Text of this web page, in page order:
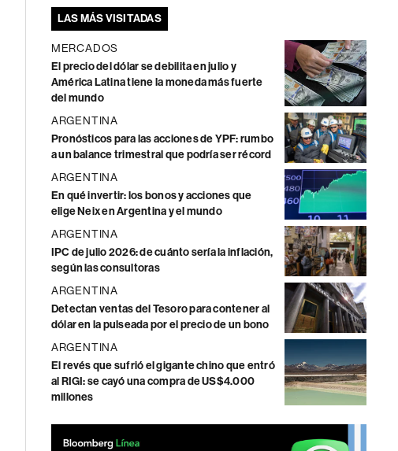
LAS MÁS VISITADAS
MERCADOS
El precio del dólar se debilita en julio y
América Latina tiene la moneda más fuerte
del mundo
ARGENTINA
Pronósticos para las acciones de YPF: rumbo
a un balance trimestral que podría ser récord
ARGENTINA
En qué invertir: los bonos y acciones que
elige Neix en Argentina y el mundo
ARGENTINA
IPC de julio 2026: de cuánto sería la inflación,
según las consultoras
ARGENTINA
Detectan ventas del Tesoro para contener al
dólar en la pulseada por el precio de un bono
ARGENTINA
El revés que sufrió el gigante chino que entró
al RIGI: se cayó una compra de US$4.000
millones